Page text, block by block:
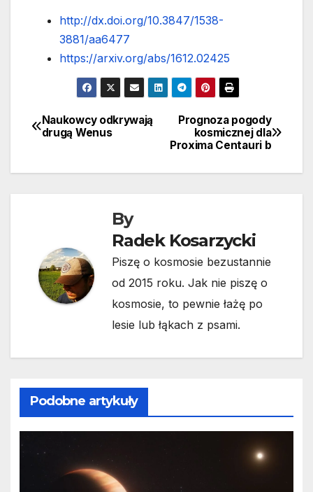
http://dx.doi.org/10.3847/1538-
3881/aa6477
https://arxiv.org/abs/1612.02425
Nawigacja
Prognoza pogody
kosmicznej dla
Proxima Centauri b
Naukowcy odkrywają
drugą Wenus
By
Radek Kosarzycki
Piszę o kosmosie bezustannie
od 2015 roku. Jak nie piszę o
kosmosie, to pewnie łażę po
lesie lub łąkach z psami.
Podobne artykuły